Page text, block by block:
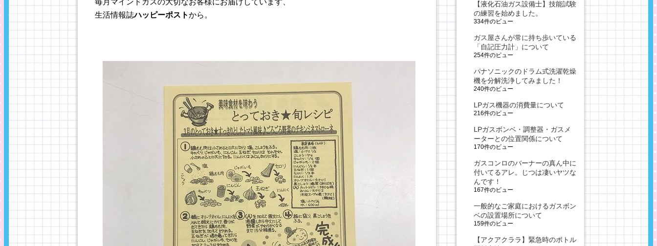
生活情報誌ハッピーポストから。
【液化石油ガス設備士】技能試験
の練習を始めました。
334件のビュー
ガス屋さんが常に持ち歩いている
「自記圧力計」について
254件のビュー
パナソニックのドラム式洗濯乾燥
機を分解洗浄してみました！
240件のビュー
LPガス機器の消費量について
216件のビュー
LPガスボンベ・調整器・ガスメ
ーターとの位置関係について
170件のビュー
ガスコンロのバーナーの真ん中に
付いてるアレ。じつは凄いヤツな
んです！
167件のビュー
一般的なご家庭におけるガスボン
ベの設置場所について
159件のビュー
【アクアクララ】緊急時のボトル